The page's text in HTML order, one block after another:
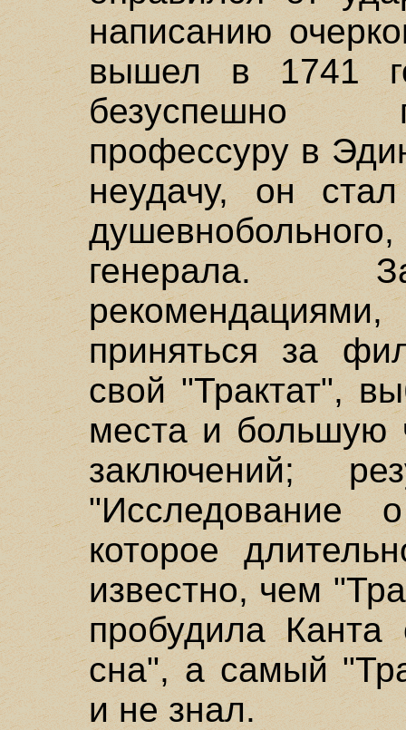
написанию
вышел в 1741
безуспешно
профессуру в
неудачу, он
генерала.
приняться за
свой "Трактат",
места и большую
заключений;
"Исследование
которое
известно, чем
пробудила Канта
сна", а самый
и не знал.